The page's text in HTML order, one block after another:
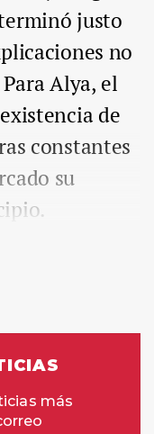
justo
no
Alya, el
de
constantes
su